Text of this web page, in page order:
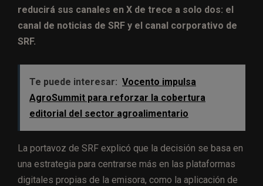
reducirá sus canales en X de trece a solo dos: el
canal de noticias de SRF y el canal corporativo de
SRF.
Te puede interesar: Vocento impulsa
AgroSummit para reforzar la cobertura
editorial del sector agroalimentario
La portavoz de SRF explicó que la decisión se basa en
una estrategia para centrarse más en las plataformas
digitales propias de la emisora, como la aplicación de